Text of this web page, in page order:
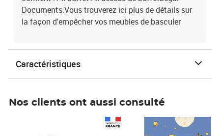
Documents:Vous trouverez ici plus de détails sur
la façon d'empêcher vos meubles de basculer
Caractéristiques
Nos clients ont aussi consulté
Prix 7,50€